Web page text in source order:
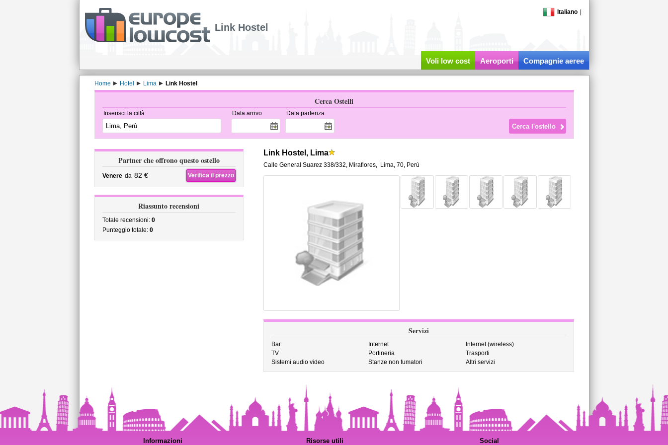
Italiano
Link Hostel
Voli low cost Aeroporti Compagnie aeree
Home Hotel Lima Link Hostel
Cerca Ostelli
Inserisci la città Data arrivo Data partenza
Partner che offrono questo ostello
Venere da 82 € Verifica il prezzo
Riassunto recensioni
Totale recensioni: 0
Punteggio totale: 0
Link Hostel, Lima
Calle General Suarez 338/332, Miraflores, Lima, 70, Perù
Servizi
Bar Internet
Internet (wireless)
TV
Portineria
Trasporti
Sistemi audio video
Stanze non fumatori Altri servizi
Informazioni Risorse utili Social